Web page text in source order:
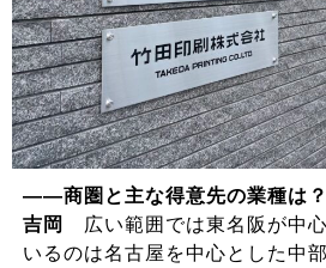
――商圏と主な得意先の業種は？
吉岡 広い範囲では東名阪が中
いるのは名古屋を中心とした中